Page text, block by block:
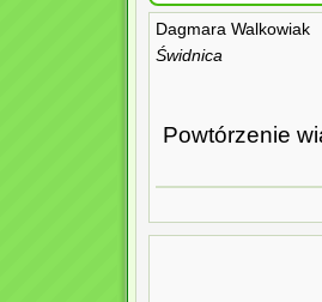
Dagmara Walkowiak
Świdnica
Powtórzenie